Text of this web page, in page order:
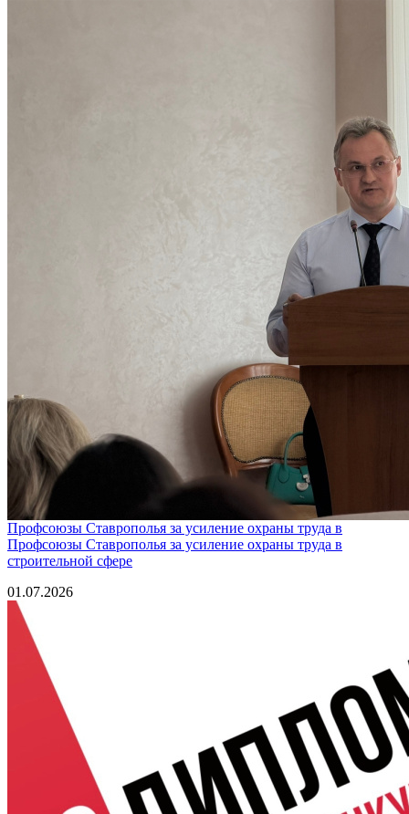
Профсоюзы Ставрополья за усиление охраны труда в
Профсоюзы Ставрополья за усиление охраны труда в
строительной сфере
01.07.2026